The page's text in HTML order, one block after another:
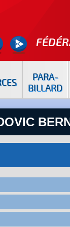
PARA-
BILLARD